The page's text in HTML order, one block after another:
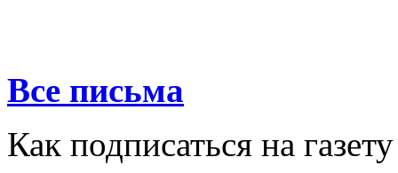
Все письма
Как подписаться на газету